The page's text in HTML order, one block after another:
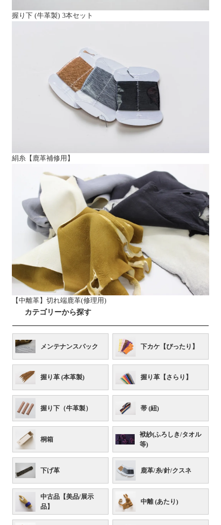
握り下 (牛革製) 3本セット
絹糸【鹿革補修用】
【中離革】切れ端鹿革(修理用)
カテゴリーから探す
メンテナンスパック 下カケ【ぴったり】
握り革 (本革製) 握り革【さらり】
握り下（牛革製） 帯 (紐)
桐箱
袱紗(ふろしき/タオル
等)
下げ革 鹿革/糸/針/クスネ
中古品【美品/展示
品】
中離 (あたり)